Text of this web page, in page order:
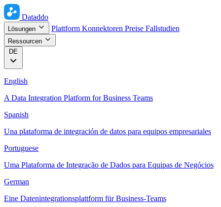
Dataddo
Lösungen Plattform Konnektoren Preise Fallstudien
Ressourcen
DE
English
A Data Integration Platform for Business Teams
Spanish
Una plataforma de integración de datos para equipos empresariales
Portuguese
Uma Plataforma de Integração de Dados para Equipas de Negócios
German
Eine Datenintegrationsplattform für Business-Teams